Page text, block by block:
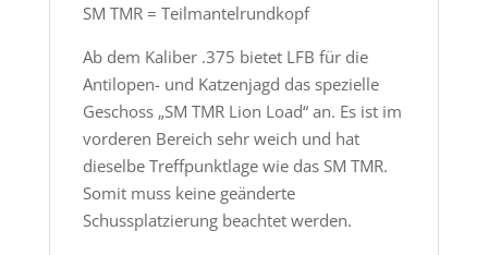
SM TMR = Teilmantelrundkopf
Ab dem Kaliber .375 bietet LFB für die
Antilopen- und Katzenjagd das spezielle
Geschoss „SM TMR Lion Load“ an. Es ist im
vorderen Bereich sehr weich und hat
dieselbe Treffpunktlage wie das SM TMR.
Somit muss keine geänderte
Schussplatzierung beachtet werden.